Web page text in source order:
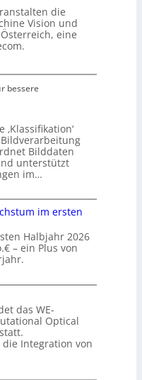
die
Vision und
eine
bessere
Bilddaten
unterstützt
im…
im ersten
Halbjahr 2026
– ein Plus von
das WE-
Optical
Integration von